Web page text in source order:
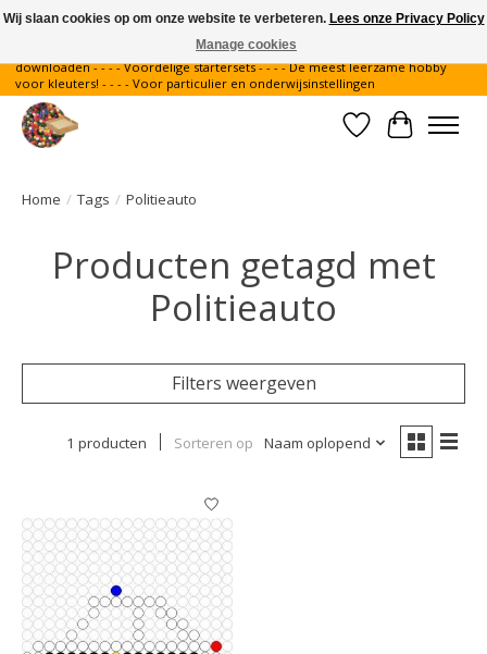
Gratis verzending binnen Nederland - - - - Legvoorbeelden gratis te
downloaden - - - - Voordelige startersets - - - - De meest leerzame hobby
voor kleuters! - - - - Voor particulier en onderwijsinstellingen
Verlanglijst
Home / Tags / Politieauto
Producten getagd met
Politieauto
Filters weergeven
1 producten Sorteren op Naam oplopend
Wij slaan cookies op om onze website te verbeteren. Lees onze Privacy Policy
Manage cookies